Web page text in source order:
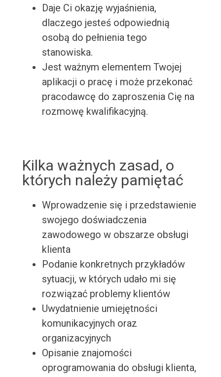
Daje Ci okazję wyjaśnienia,
dlaczego jesteś odpowiednią
osobą do pełnienia tego
stanowiska.
Jest ważnym elementem Twojej
aplikacji o pracę i może przekonać
pracodawcę do zaproszenia Cię na
rozmowę kwalifikacyjną.
Kilka ważnych zasad, o
których należy pamiętać
Wprowadzenie się i przedstawienie
swojego doświadczenia
zawodowego w obszarze obsługi
klienta
Podanie konkretnych przykładów
sytuacji, w których udało mi się
rozwiązać problemy klientów
Uwydatnienie umiejętności
komunikacyjnych oraz
organizacyjnych
Opisanie znajomości
oprogramowania do obsługi klienta,